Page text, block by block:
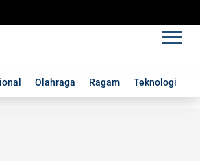
Olahraga Ragam Teknologi